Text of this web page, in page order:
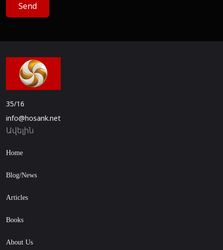
Send
35/16
info@hosank.net
Ավելին
Home
Blog/News
Articles
Books
About Us